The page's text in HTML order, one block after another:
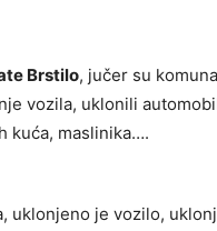
Brstilo, jučer su
vozila, uklonili
kuća, maslinika….
uklonjeno je vozilo,